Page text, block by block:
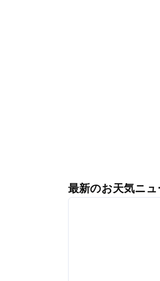
最新のお天気ニュ